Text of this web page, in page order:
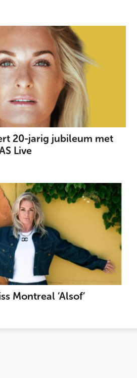
20-jarig jubileum met
Live
Montreal ‘Alsof’